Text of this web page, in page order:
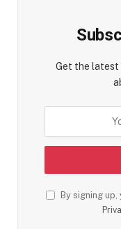
Get the latest
By signing